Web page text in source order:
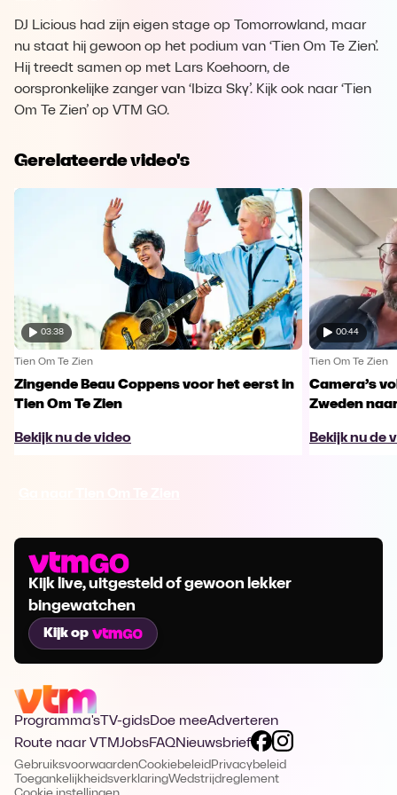
DJ Licious had zijn eigen stage op Tomorrowland, maar
nu staat hij gewoon op het podium van ‘Tien Om Te Zien’.
Hij treedt samen op met Lars Koehoorn, de
oorspronkelijke zanger van ‘Ibiza Sky’. Kijk ook naar ‘Tien
Om Te Zien’ op VTM GO.
Gerelateerde video's
03:38
Tien Om Te Zien
Zingende Beau Coppens voor het eerst in
Tien Om Te Zien
Bekijk nu de video
00:44
Tien Om Te Zien
Camera’s
Zweden
Bekijk nu de
Kijk live, uitgesteld of gewoon lekker
bingewatchen
Kijk op
Programma's TV-gidsDoe meeAdverteren
Route naar VTMJobsFAQNieuwsbrief
GebruiksvoorwaardenCookiebeleid Privacybeleid
ToegankelijkheidsverklaringWedstrijdreglement